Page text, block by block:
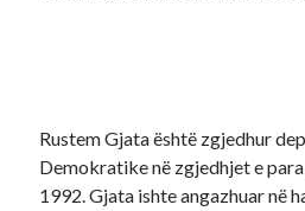
Rustem Gjata është zgjedhur
Demokratike në zgjedhjet e
1992. Gjata ishte angazhuar në